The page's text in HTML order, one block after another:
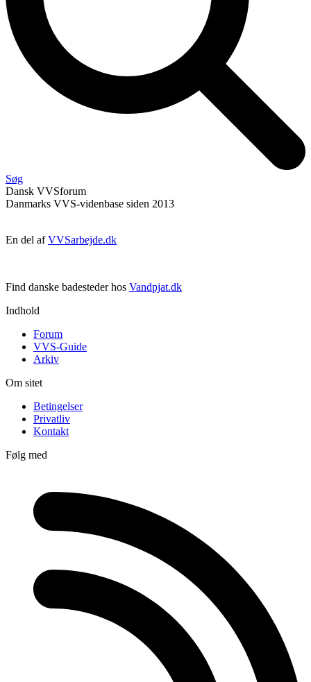
Søg
Dansk VVSforum
Danmarks VVS-videnbase siden 2013
En del afVVSarbejde.dk
Find danske badesteder hos Vandpjat.dk
Indhold
Forum
VVS-Guide
Arkiv
Om sitet
Betingelser
Privatliv
Kontakt
Følg med